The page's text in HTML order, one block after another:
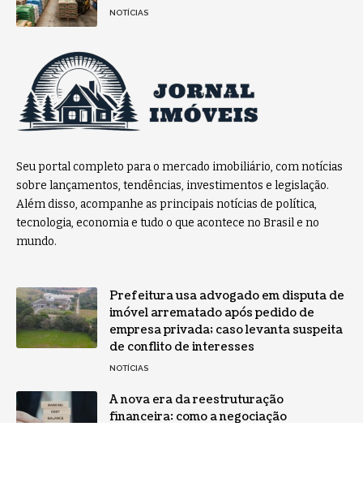
NOTÍCIAS
Seu portal completo para o mercado imobiliário, com notícias
sobre lançamentos, tendências, investimentos e legislação.
Além disso, acompanhe as principais notícias de política,
tecnologia, economia e tudo o que acontece no Brasil e no
mundo.
Prefeitura usa advogado em disputa de
imóvel arrematado após pedido de
empresa privada; caso levanta suspeita
de conflito de interesses
NOTÍCIAS
A nova era da reestruturação
financeira: como a negociação